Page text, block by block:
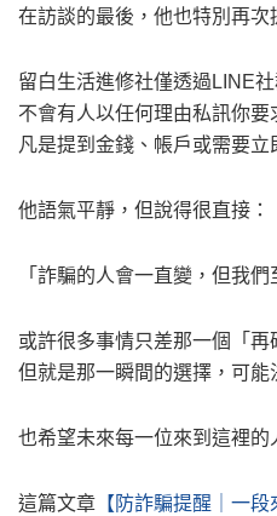
在訪談的最後，他也特別再次
留白生活進修社僅透過LINE
不會有人以任何理由私訊你
凡是提到金錢、帳戶或需要
他語氣平靜，但說得很直接：
「詐騙的人會一直變，但我
或許很多事情只差那一個「再
但就是那一瞬間的選擇，可能
也希望未來每一位來到這裡
這篇文章 【防詐騙提醒｜一段